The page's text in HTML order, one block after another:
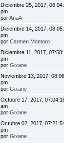
Diciembre 25, 2017,
pm
porAnaA
Diciembre 14, 2017,
pm
porCarmen Montoro
Diciembre 11, 2017,
pm
porGixane
Noviembre 13, 2017,
pm
porGixane
Octubre 17, 2017,
am
porGixane
Octubre 02, 2017,
pm
porGixane